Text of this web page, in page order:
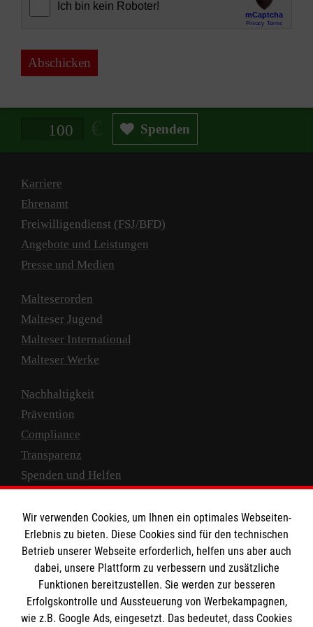
Abschicken
Spendenbetrag in Euro Spenden
Karriere
Ehrenamt
Freiwilligendienst (FSJ/BFD)
Angebote und Leistungen
Presse und Medien
Malteserorden
Malteser Jugend
Malteser International
Malteser Werke
Nachhaltigkeit
Prävention
Compliance
Transparenz
Spenden und Helfen
Empfänger: Malteser Hilfsdienst e.V.
IBAN: DE10 3706 0120 1201 2000 12
BIC: GENODED 1PA7
Wir verwenden Cookies, um Ihnen ein optimales Webseiten-
Erlebnis zu bieten. Diese Cookies sind für den technischen
Betrieb unserer Webseite erforderlich, helfen uns aber auch
dabei, unsere Plattform zu verbessern und zusätzliche
Funktionen bereitzustellen. Sie werden zur besseren
Erfolgskontrolle und Aussteuerung von Werbekampagnen,
wie z.B. Google Ads, eingesetzt. Das bedeutet, dass Cookies